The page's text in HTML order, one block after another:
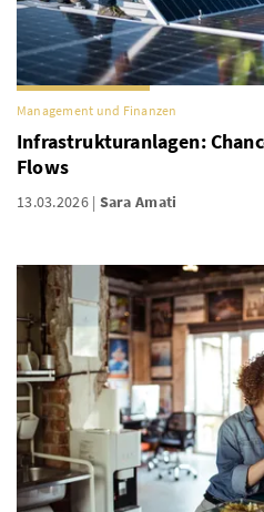
Management und Finanzen
Infrastrukturanlagen:
Flows
13.03.2026 Sara Amati